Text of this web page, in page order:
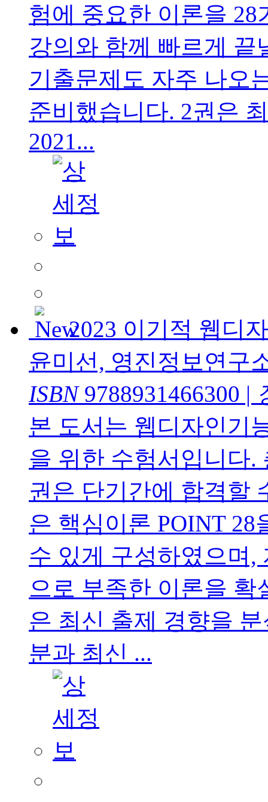
험에 중요한 이론을
강의와 함께 빠르게 끝
기출문제도 자주 나오
준비했습니다. 2권은
2021...
2023 이기적 웹디
윤미선, 영진정보연구
ISBN9788931466300 |
본 도서는 웹디자인기
을 위한 수험서입니다.
권은 단기간에 합격할
은 핵심이론 POINT
수 있게 구성하였으며,
으로 부족한 이론을 확
은 최신 출제 경향을
분과 최신 ...